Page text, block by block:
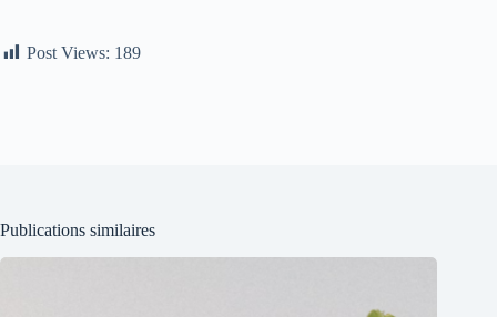
Post Views: 189
Publications similaires